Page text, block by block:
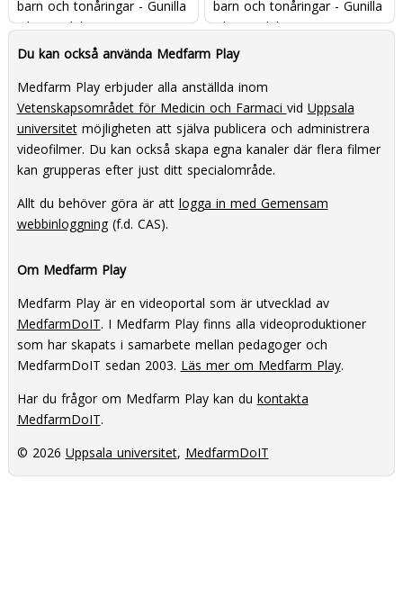
barn och tonåringar - Gunilla
Olsson, del 1 av 2
barn och tonåringar - Gunilla
Olsson, del 2 av 2
Du kan också använda Medfarm Play
Medfarm Play erbjuder alla anställda inom
Vetenskapsområdet för Medicin och Farmaci vid Uppsala
universitetmöjligheten att själva publicera och administrera
videofilmer. Du kan också skapa egna kanaler där flera filmer
kan grupperas efter just ditt specialområde.
Allt du behöver göra är att logga in med Gemensam
webbinloggning(f.d. CAS).
Om Medfarm Play
Medfarm Play är en videoportal som är utvecklad av
MedfarmDoIT. I Medfarm Play finns alla videoproduktioner
som har skapats i samarbete mellan pedagoger och
MedfarmDoIT sedan 2003. Läs mer om Medfarm Play.
Har du frågor om Medfarm Play kan du kontakta
MedfarmDoIT.
© 2026 Uppsala universitet, MedfarmDoIT